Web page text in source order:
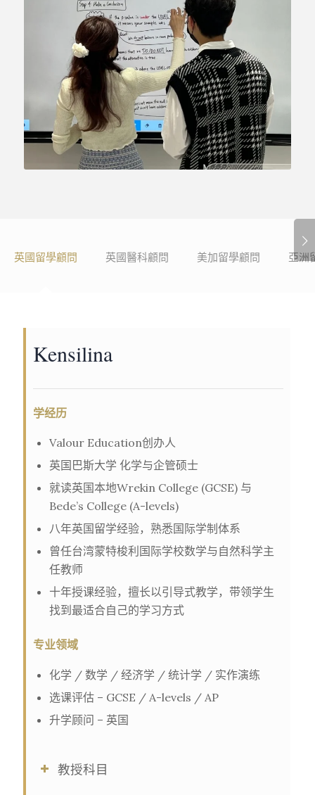
英國留學顧問 英國醫科顧問 美加留學顧問 亞洲
Kensilina
学经历
Valour Education创办人
英国巴斯大学 化学与企管硕士
就读英国本地Wrekin College (GCSE) 与
Bede’s College (A-levels)
八年英国留学经验，熟悉国际学制体系
曾任台湾蒙特梭利国际学校数学与自然科学主
任教师
十年授课经验，擅长以引导式教学，带领学生
找到最适合自己的学习方式
专业领域
化学 / 数学 / 经济学 / 统计学 / 实作演练
选课评估 – GCSE / A-levels / AP
升学顾问 – 英国
教授科目